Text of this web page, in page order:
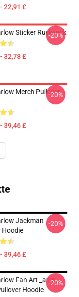
22,91 £
Sticker Rucksack
32,78 £
-20%
Merch Pullover
39,46 £
-20%
Jackman
Hoodie
39,46 £
-20%
Fan Art _amp_
Hoodie
-20%